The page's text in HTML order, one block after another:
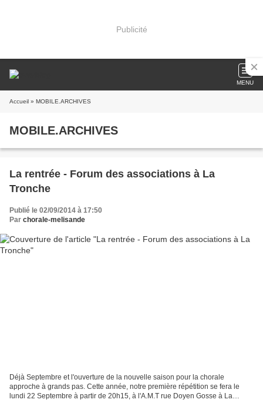
Publicité
MENU
Accueil » MOBILE.ARCHIVES
MOBILE.ARCHIVES
La rentrée - Forum des associations à La
Tronche
Publié le 02/09/2014 à 17:50
Par chorale-melisande
Déjà Septembre et l'ouverture de la nouvelle saison pour la chorale
approche à grands pas. Cette année, notre première répétition se fera le
lundi 22 Septembre à partir de 20h15, à l'A.M.T rue Doyen Gosse à La